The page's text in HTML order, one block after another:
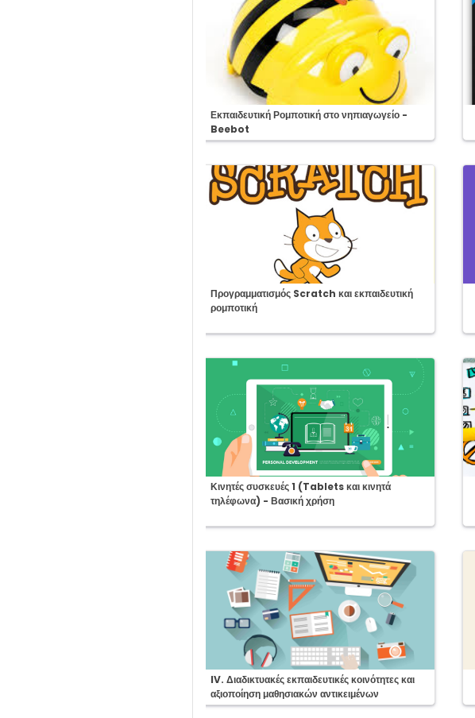
Course:
Εκπαιδευτική Ρομποτική στο νηπιαγωγείο -
Beebot
Course:
Προγραμματισμός Scratch και εκπαιδευτική
ρομποτική
Course:
Κινητές συσκευές 1 (Tablets και κινητά
τηλέφωνα) - Βασική χρήση
Course:
IV. Διαδικτυακές εκπαιδευτικές κοινότητες και
αξιοποίηση μαθησιακών αντικειμένων